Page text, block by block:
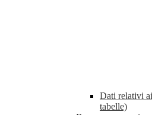
Dati relativi
tabelle)